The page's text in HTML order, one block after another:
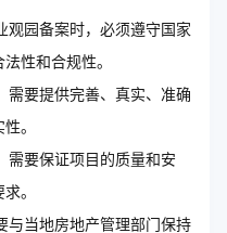
观园备案时，必须遵守国家
性和合规性。
需要提供完善、真实、准确
。
需要保证项目的质量和安
。
与当地房地产管理部门保持